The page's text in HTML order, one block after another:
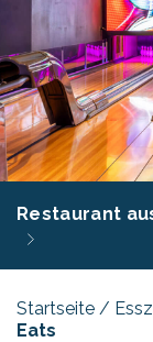
Restaurant
Startseite /
Eats